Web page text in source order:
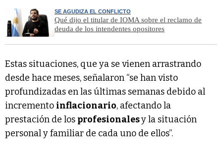
SE AGUDIZA EL CONFLICTO
Qué dijo el titular de IOMA sobre el reclamo de
deuda de los intendentes opositores
Estas situaciones, que ya se vienen arrastrando
desde hace meses, señalaron “se han visto
profundizadas en las últimas semanas debido al
incremento inflacionario, afectando la
prestación de los profesionalesy la situación
personal y familiar de cada uno de ellos”.